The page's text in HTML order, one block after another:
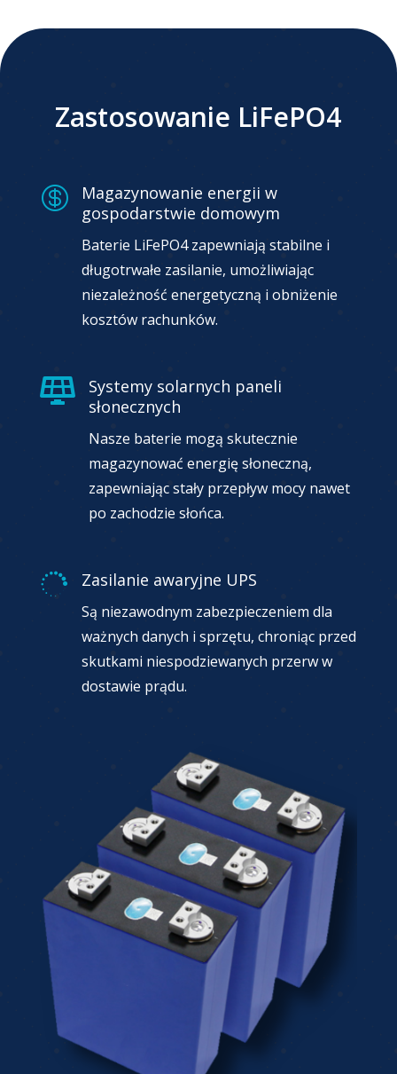
Zastosowanie LiFePO4

Magazynowanie energii w
gospodarstwie domowym
Baterie LiFePO4 zapewniają stabilne i
długotrwałe zasilanie, umożliwiając
niezależność energetyczną i obniżenie
kosztów rachunków.

Systemy solarnych paneli
słonecznych
Nasze baterie mogą skutecznie
magazynować energię słoneczną,
zapewniając stały przepływ mocy nawet
po zachodzie słońca.
 Zasilanie awaryjne UPS
Są niezawodnym zabezpieczeniem dla
ważnych danych i sprzętu, chroniąc przed
skutkami niespodziewanych przerw w
dostawie prądu.